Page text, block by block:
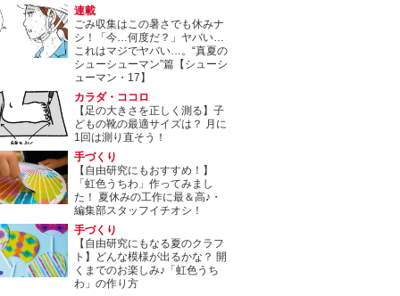
連載
ごみ収集はこの暑さでも休みナ
シ！「今…何度だ？」ヤバい…
これはマジでヤバい…。“真夏の
シューシューマン”篇【シューシ
ューマン・17】
カラダ・ココロ
【足の大きさを正しく測る】子
どもの靴の最適サイズは？ 月に
1回は測り直そう！
手づくり
【自由研究にもおすすめ！】
「虹色うちわ」作ってみまし
た！ 夏休みの工作に最＆高♪・
編集部スタッフイチオシ！
手づくり
【自由研究にもなる夏のクラフ
ト】どんな模様が出るかな？ 開
くまでのお楽しみ♪「虹色うち
わ」の作り方